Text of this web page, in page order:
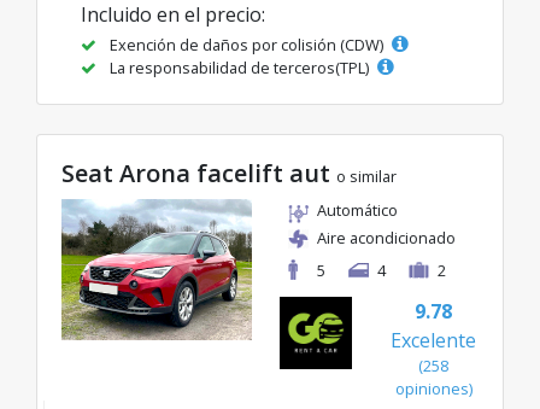
Incluido en el precio:
Exención de daños por colisión (CDW)
La responsabilidad de terceros(TPL)
Seat Arona facelift aut o similar
Automático
Aire acondicionado
5
4 2
9.78
Excelente
(258
opiniones)